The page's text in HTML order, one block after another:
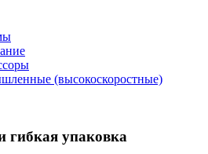
(высокоскоростные)
гибкая упаковка